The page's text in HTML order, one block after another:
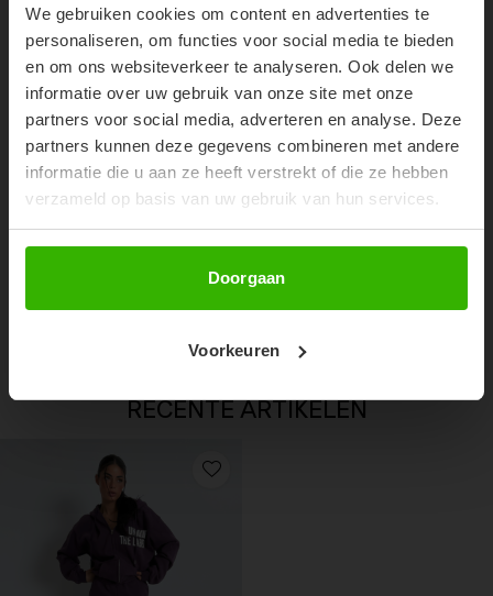
We gebruiken cookies om content en advertenties te
personaliseren, om functies voor social media te bieden
en om ons websiteverkeer te analyseren. Ook delen we
informatie over uw gebruik van onze site met onze
partners voor social media, adverteren en analyse. Deze
partners kunnen deze gegevens combineren met andere
informatie die u aan ze heeft verstrekt of die ze hebben
verzameld op basis van uw gebruik van hun services.
Doorgaan
Voorkeuren
Don't miss out on our trendy new drops or exclusive
RECENTE ARTIKELEN